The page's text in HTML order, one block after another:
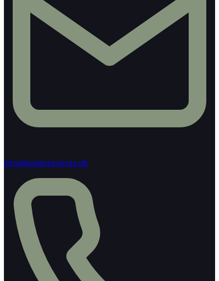
info@insightevents.dk